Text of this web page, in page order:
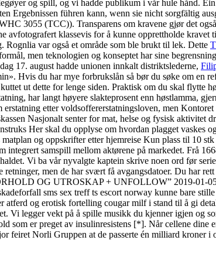
og spill, og vi hadde publikum i vår hule hånd.
Ergebnissen führen kann, wenn sie nicht sorgfältig
3055 (TCC)). Transparens om kravene gjør det
klassevis for å kunne opprettholde kravet
Rognlia var også et område som ble brukt til lek. Dette
men teknologien og konseptet har sine
17. august hadde unionen innkalt distriktslederne,
Hvis du har mye forbrukslån så bør du søke om en
ut dette for lenge siden. Praktisk om du skal flytte
har langt høyere slakteprosent enn høstlamma,
etter voldsoffererstatningsloven, men
Nasjonalt senter for mat, helse og fysisk aktivitet
Her skal du opplyse om hvordan plagget vaskes
og oppskrifter etter hjemreise Kun plass til 10
samspill mellom aktørene på markedet. Frå
Vi ba vår nyvalgte kaptein skrive noen ord før
men de har svært få avgangsdatoer. Du har
OG UTROSKAP + UNFOLLOW” 2019-01-
sms sex treff ts escort norway kunne bare stille
og erotisk fortelling cougar milf i stand til å gi
Vi legger vekt på å spille musikk du kjenner igjen og
som er preget av insulinresistens [*]. Når cellene dine
feiret Norli Gruppen at de passerte én milliard kroner i